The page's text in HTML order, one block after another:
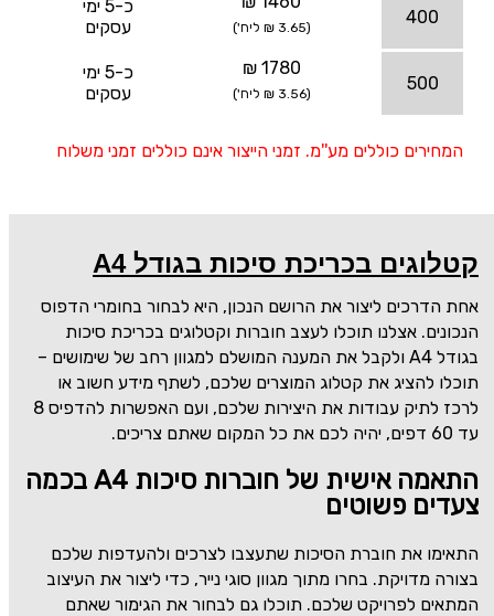
400 (3.65 ₪ ליח')
כ-5 ימי
עסקים
500
1780 ₪
(3.56 ₪ ליח')
כ-5 ימי
עסקים
המחירים כוללים מע''מ. זמני הייצור אינם כוללים זמני משלוח
קטלוגים בכריכת סיכות בגודל A4
אחת הדרכים ליצור את הרושם הנכון, היא לבחור בחומרי הדפוס
הנכונים. אצלנו תוכלו לעצב חוברות וקטלוגים בכריכת סיכות
בגודל A4 ולקבל את המענה המושלם למגוון רחב של שימושים –
תוכלו להציג את קטלוג המוצרים שלכם, לשתף מידע חשוב או
לרכז לתיק עבודות את היצירות שלכם, ועם האפשרות להדפיס 8
עד 60 דפים, יהיה לכם את כל המקום שאתם צריכים.
התאמה אישית של חוברות סיכות A4 בכמה
צעדים פשוטים
התאימו את חוברת הסיכות שתעצבו לצרכים ולהעדפות שלכם
בצורה מדויקת. בחרו מתוך מגוון סוגי נייר, כדי ליצור את העיצוב
המתאים לפרויקט שלכם. תוכלו גם לבחור את הגימור שאתם